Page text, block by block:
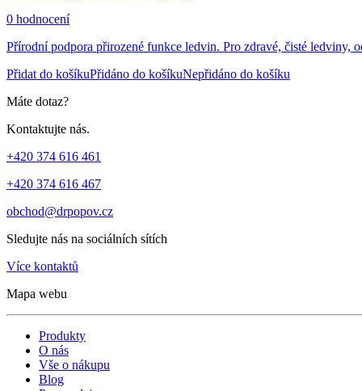
0 hodnocení
Přírodní podpora přirozené funkce ledvin. Pro zdravé, čisté ledviny,
Přidat do košíkuPřidáno do košíkuNepřidáno do košíku
Máte dotaz?
Kontaktujte nás.
+420 374 616 461
+420 374 616 467
obchod@drpopov.cz
Sledujte nás na sociálních sítích
Více kontaktů
Mapa webu
Produkty
O nás
Vše o nákupu
Blog